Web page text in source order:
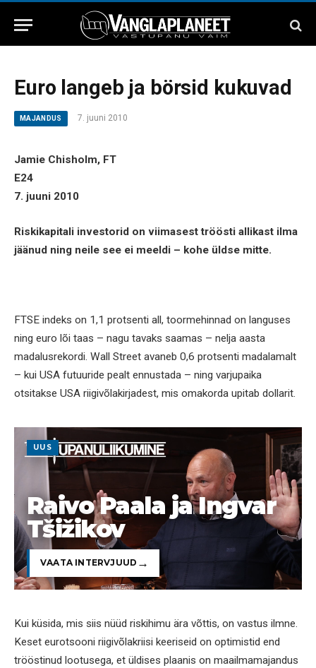
Euro langeb ja börsid kukuvad
MAJANDUS 7. juuni 2010
Jamie Chisholm, FT
E24
7. juuni 2010
Riskikapitali investorid on viimasest tröösti allikast ilma
jäänud ning neile see ei meeldi – kohe üldse mitte.
FTSE indeks on 1,1 protsenti all, toormehinnad on languses
ning euro lõi taas – nagu tavaks saamas – nelja aasta
madalusrekordi. Wall Street avaneb 0,6 protsenti madalamalt
– kui USA futuuride pealt ennustada – ning varjupaika
otsitakse USA riigivõlakirjadest, mis omakorda upitab dollarit.
UUS
Raivo Paala ja Ingvar
Tšižikov
VAATA INTERVJUUD
Kui küsida, mis siis nüüd riskihimu ära võttis, on vastus ilmne.
Keset eurotsooni riigivõlakriisi keeriseid on optimistid end
trööstinud lootusega, et üldises plaanis on maailmamajandus